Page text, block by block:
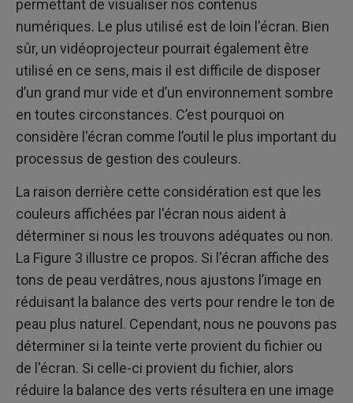
permettant de visualiser nos contenus
numériques. Le plus utilisé est de loin l'écran. Bien
sûr, un vidéoprojecteur pourrait également être
utilisé en ce sens, mais il est difficile de disposer
d’un grand mur vide et d’un environnement sombre
en toutes circonstances. C’est pourquoi on
considère l'écran comme l’outil le plus important du
processus de gestion des couleurs.
La raison derrière cette considération est que les
couleurs affichées par l'écran nous aident à
déterminer si nous les trouvons adéquates ou non.
La Figure 3 illustre ce propos. Si l'écran affiche des
tons de peau verdâtres, nous ajustons l’image en
réduisant la balance des verts pour rendre le ton de
peau plus naturel. Cependant, nous ne pouvons pas
déterminer si la teinte verte provient du fichier ou
de l'écran. Si celle-ci provient du fichier, alors
réduire la balance des verts résultera en une image